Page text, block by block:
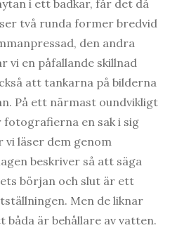
i ett badkar, får det då
två runda former bredvid
den andra
vi en påfallande skillnad
att tankarna på bilderna
På ett närmast oundvikligt
en sak i sig
vi läser dem genom
beskriver så att säga
början och slut är ett
Men de liknar
båda är behållare av vatten.